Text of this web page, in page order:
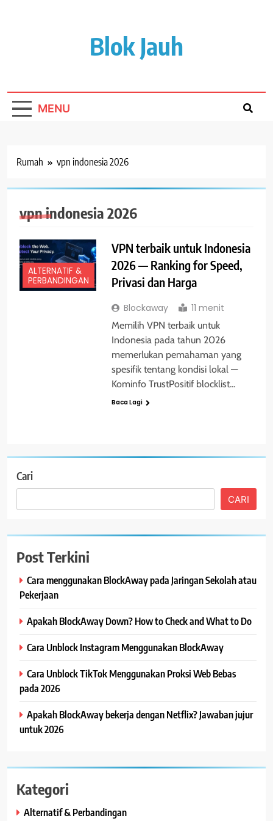
Blok Jauh
MENU
Rumah vpn indonesia 2026
vpn indonesia 2026
ALTERNATIF &
PERBANDINGAN
VPN terbaik untuk Indonesia
2026 — Ranking for Speed,
Privasi dan Harga
Blockaway 11 menit
Memilih VPN terbaik untuk
Indonesia pada tahun 2026
memerlukan pemahaman yang
spesifik tentang kondisi lokal —
Kominfo TrustPositif blocklist...
Baca Lagi
Cari
CARI
Post Terkini
Cara menggunakan BlockAway pada Jaringan Sekolah atau
Pekerjaan
Apakah BlockAway Down? How to Check and What to Do
Cara Unblock Instagram Menggunakan BlockAway
Cara Unblock TikTok Menggunakan Proksi Web Bebas
pada 2026
Apakah BlockAway bekerja dengan Netflix? Jawaban jujur
untuk 2026
Kategori
Alternatif & Perbandingan